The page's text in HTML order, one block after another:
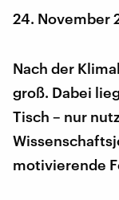
24. November
Nach der
groß. Dabei
Tisch – nur
motivierende